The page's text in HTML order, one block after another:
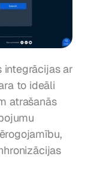
integrācijas ar
to ideāli
atrašanās